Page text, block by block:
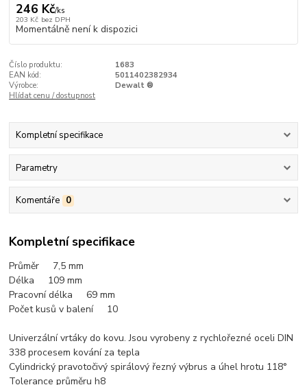
246 Kč/ks
203 Kč bez DPH
Momentálně není k dispozici
Číslo produktu:
1683
EAN kód:
5011402382934
Výrobce:
Dewalt ®
Hlídat cenu / dostupnost
Kompletní specifikace
Parametry
Komentáře 0
Kompletní specifikace
Průměr 7,5 mm
Délka 109 mm
Pracovní délka 69 mm
Počet kusů v balení 10
Univerzální vrtáky do kovu. Jsou vyrobeny z rychlořezné oceli DIN
338 procesem kování za tepla
Cylindrický pravotočivý spirálový řezný výbrus a úhel hrotu 118°
Tolerance průměru h8